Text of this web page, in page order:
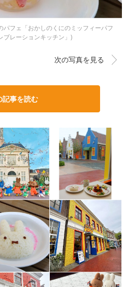
パフェ「おかしのくにのミッフィーパフ
ブレーションキッチン」)
次の写真を見る
記事を読む